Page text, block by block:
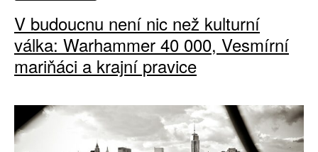
V budoucnu není nic než kulturní
válka: Warhammer 40 000, Vesmírní
mariňáci a krajní pravice